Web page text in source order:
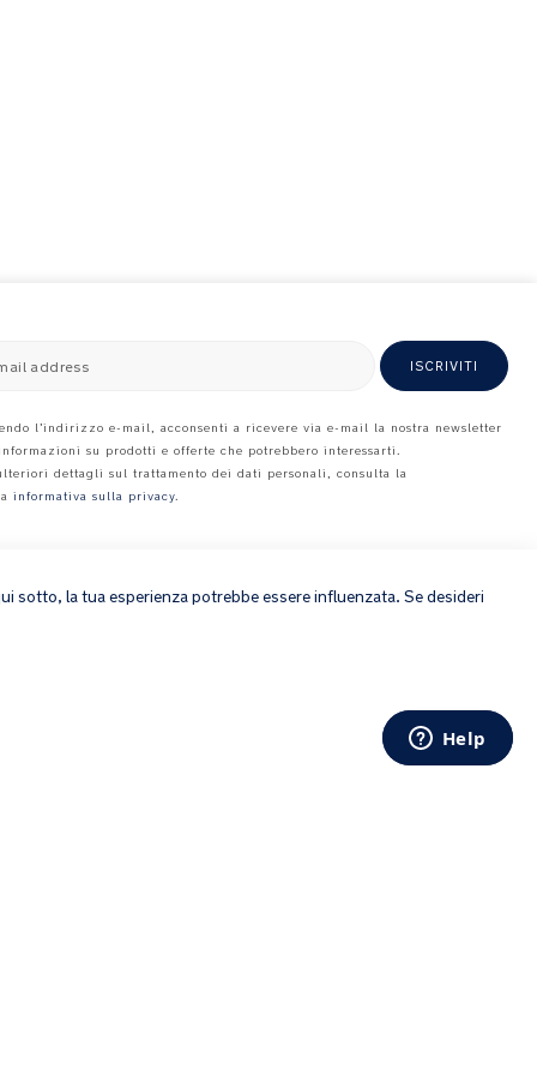
address ISCRIVITI
l’indirizzo e-mail, acconsenti a ricevere via e-mail la nostra newsletter
su prodotti e offerte che potrebbero interessarti.
dettagli sul trattamento dei dati personali, consulta la
informativa sulla privacy.
sotto, la tua esperienza potrebbe essere influenzata. Se desideri